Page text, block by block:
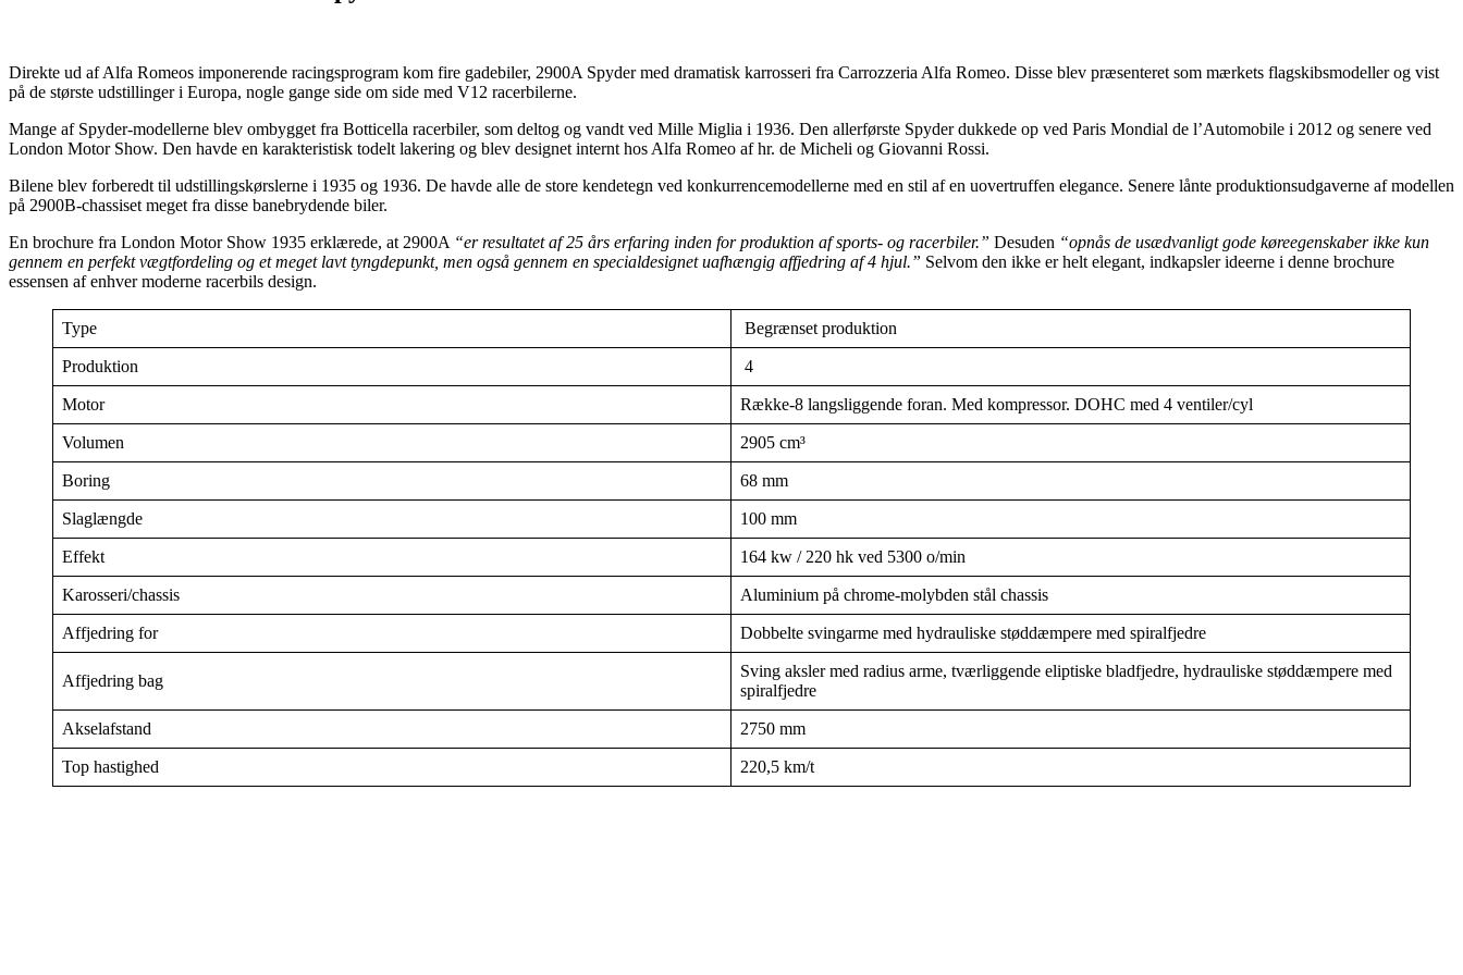
Direkte ud af Alfa Romeos imponerende racingsprogram kom fire gadebiler, 2900A Spyder med dramatisk karrosseri fra Carrozzeria Alfa Romeo. Disse blev præsenteret som mærkets flagskibsmodeller og vist
på de største udstillinger i Europa, nogle gange side om side med V12 racerbilerne.
Mange af Spyder-modellerne blev ombygget fra Botticella racerbiler, som deltog og vandt ved Mille Miglia i 1936. Den allerførste Spyder dukkede op ved Paris Mondial de l’Automobile i 2012 og senere ved
London Motor Show. Den havde en karakteristisk todelt lakering og blev designet internt hos Alfa Romeo af hr. de Micheli og Giovanni Rossi.
Bilene blev forberedt til udstillingskørslerne i 1935 og 1936. De havde alle de store kendetegn ved konkurrencemodellerne med en stil af en uovertruffen elegance. Senere lånte produktionsudgaverne af modellen
på 2900B-chassiset meget fra disse banebrydende biler.
En brochure fra London Motor Show 1935 erklærede, at 2900A “er resultatet af 25 års erfaring inden for produktion af sports- og racerbiler.” Desuden “opnås de usædvanligt gode køreegenskaber ikke kun
gennem en perfekt vægtfordeling og et meget lavt tyngdepunkt, men også gennem en specialdesignet uafhængig affjedring af 4 hjul.” Selvom den ikke er helt elegant, indkapsler ideerne i denne brochure
essensen af enhver moderne racerbils design.
Type Begrænset produktion
Produktion 4
Motor Række-8 langsliggende foran. Med kompressor. DOHC med 4 ventiler/cyl
Volumen 2905 cm³
Boring 68 mm
Slaglængde 100 mm
Effekt 164 kw / 220 hk ved 5300 o/min
Karosseri/chassis Aluminium på chrome-molybden stål chassis
Affjedring for Dobbelte svingarme med hydrauliske støddæmpere med spiralfjedre
Affjedring bag
Sving aksler med radius arme, tværliggende eliptiske bladfjedre, hydrauliske støddæmpere med
spiralfjedre
Akselafstand 2750 mm
Top hastighed 220,5 km/t